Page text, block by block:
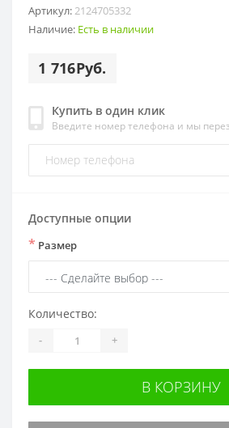
Артикул:2124705332
Наличие: Есть в наличии
1 716Руб.
Купить в один клик
Введите номер телефона и мы
Доступные опции
* Размер
Количество:
- +
В КОРЗИНУ